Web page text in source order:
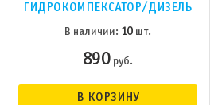
ГИДРОКОМПЕКСАТОР/ДИЗЕЛЬ
В наличии: 10шт.
890руб.
В КОРЗИНУ